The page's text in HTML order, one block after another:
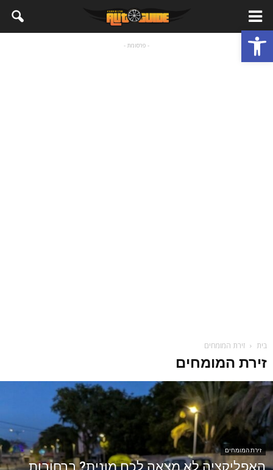
פתח סרגל נגישות - פרסומת -
בית זירת המומחים
זירת המומחים
זירת המומחים
האפליקציה לא מצאה לכם מונית? ברחובות